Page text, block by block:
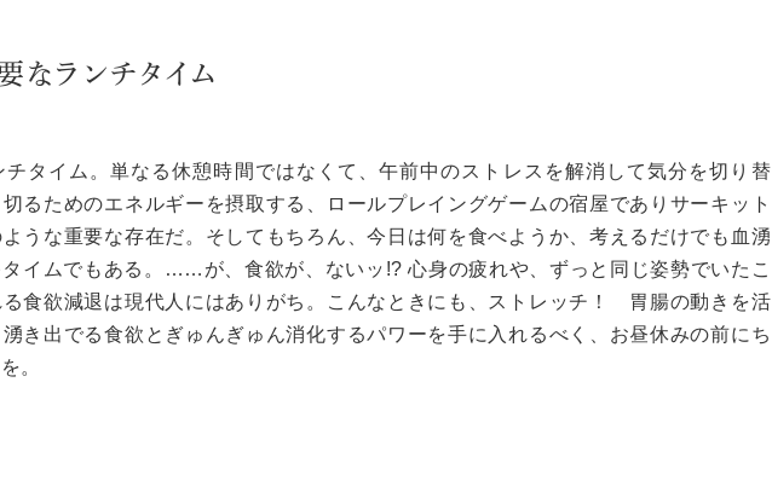
なランチタイム
タイム。単なる休憩時間ではなくて、午前中のストレスを解消して気分を切り替
るためのエネルギーを摂取する、ロールプレイングゲームの宿屋でありサーキット
うな重要な存在だ。そしてもちろん、今日は何を食べようか、考えるだけでも血湧
タイムでもある。……が、食欲が、ないッ!? 心身の疲れや、ずっと同じ姿勢でいたこ
る食欲減退は現代人にはありがち。こんなときにも、ストレッチ！ 胃腸の動きを活
き出でる食欲とぎゅんぎゅん消化するパワーを手に入れるべく、お昼休みの前にち
。